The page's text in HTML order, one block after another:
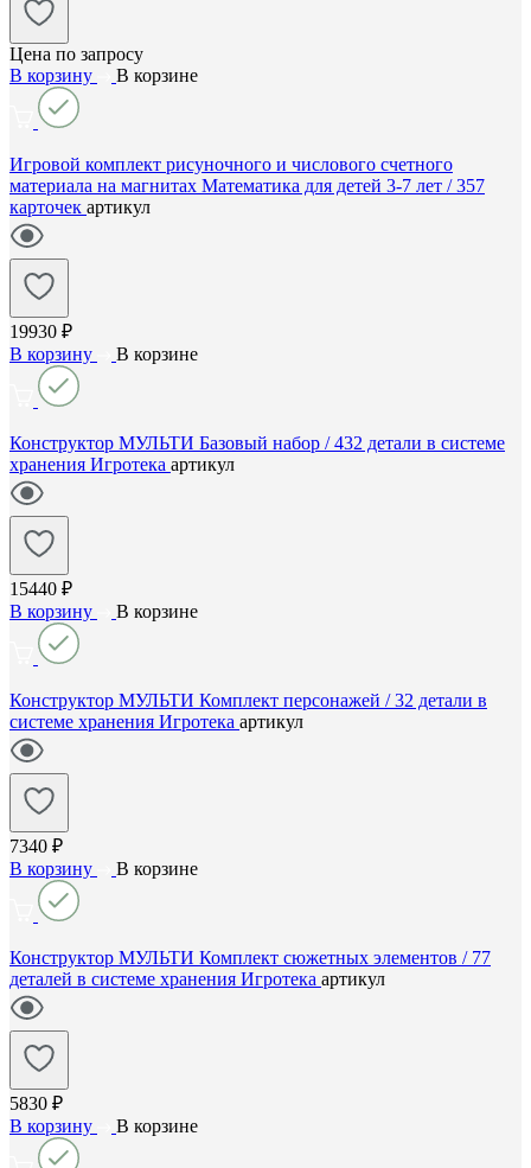
Цена по запросу
В корзину
В корзине
Игровой комплект рисуночного и числового счетного
материала на магнитах Математика для детей 3-7 лет / 357
карточек артикул
19930 ₽
В корзину
В корзине
Конструктор МУЛЬТИ Базовый набор / 432 детали в системе
хранения Игротека артикул
15440 ₽
В корзину
В корзине
Конструктор МУЛЬТИ Комплект персонажей / 32 детали в
системе хранения Игротека артикул
7340 ₽
В корзину
В корзине
Конструктор МУЛЬТИ Комплект сюжетных элементов / 77
деталей в системе хранения Игротека артикул
5830 ₽
В корзину
В корзине